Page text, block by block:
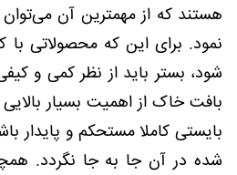
هستند که از مهمترین آن
نمود. برای این که محصولاتی با
شود، بستر باید از نظر کمی و
بافت خاک از اهمیت بسیار
بایستی کاملا مستحکم و پایدار
شده در آن جا به جا نگردد.